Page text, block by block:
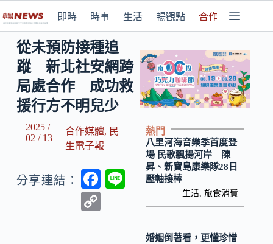
即時 時事 生活 暢觀點 合作媒體
從未預防接種追
蹤 新北社安網跨
局處合作 成功救
援行方不明兒少
2025 /
02 / 13
合作媒體, 民
生電子報
分享連結：
F
熱門
八里河海音樂季首度登
場 民歌飄揚河岸 陳
昇、新寶島康樂隊28日
壓軸接棒
生活 ,旅食消費
婚姻倒著看，更懂珍惜